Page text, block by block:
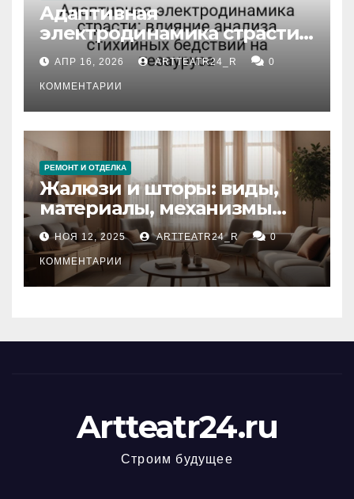
Адаптивная
электродинамика страсти:
влияние анализа
стихийных бедствий на
тезауруса
АПР 16, 2026 ARTTEATR24_R 0
КОММЕНТАРИИ
РЕМОНТ И ОТДЕЛКА
Жалюзи и шторы: виды,
материалы, механизмы
управления и уход
НОЯ 12, 2025 ARTTEATR24_R 0
КОММЕНТАРИИ
Artteatr24.ru
Строим будущее